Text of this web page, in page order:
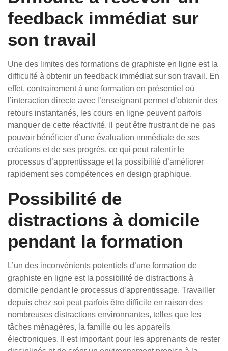
feedback immédiat sur
son travail
Une des limites des formations de graphiste en ligne est la
difficulté à obtenir un feedback immédiat sur son travail. En
effet, contrairement à une formation en présentiel où
l’interaction directe avec l’enseignant permet d’obtenir des
retours instantanés, les cours en ligne peuvent parfois
manquer de cette réactivité. Il peut être frustrant de ne pas
pouvoir bénéficier d’une évaluation immédiate de ses
créations et de ses progrès, ce qui peut ralentir le
processus d’apprentissage et la possibilité d’améliorer
rapidement ses compétences en design graphique.
Possibilité de
distractions à domicile
pendant la formation
L’un des inconvénients potentiels d’une formation de
graphiste en ligne est la possibilité de distractions à
domicile pendant le processus d’apprentissage. Travailler
depuis chez soi peut parfois être difficile en raison des
nombreuses distractions environnantes, telles que les
tâches ménagères, la famille ou les appareils
électroniques. Il est important pour les apprenants de rester